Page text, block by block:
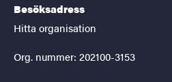
Besöksadress
Hitta organisation
Org. nummer: 202100-3153